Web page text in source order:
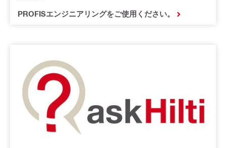
PROFISエンジニアリングをご使用ください。